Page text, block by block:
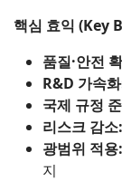
핵심 효익 (Key
품질·안전
R&D 가속
국제 규정
리스크 감소:
광범위 적용:
지